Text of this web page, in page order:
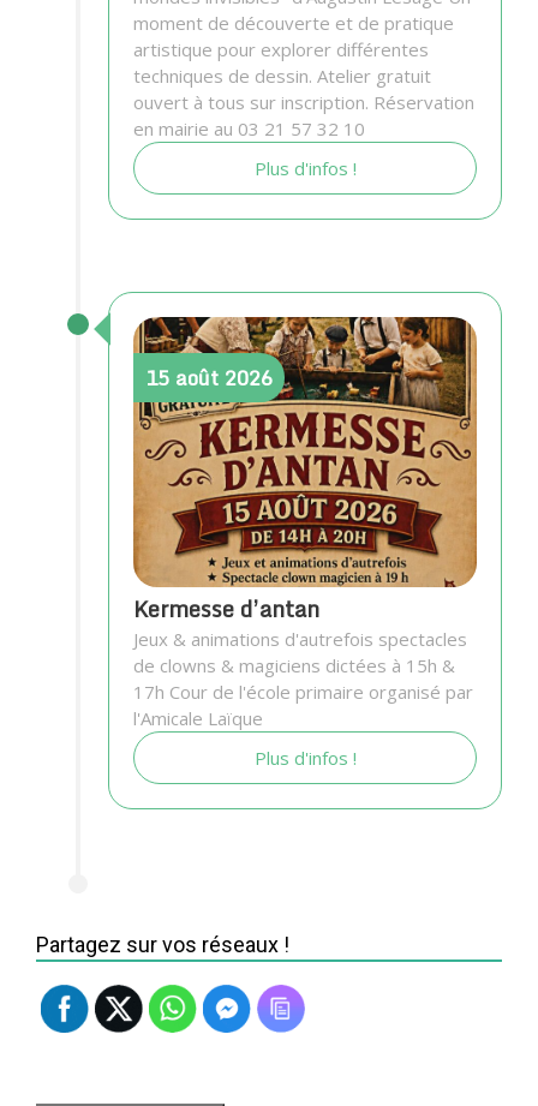
moment de découverte et de pratique
artistique pour explorer différentes
techniques de dessin. Atelier gratuit
ouvert à tous sur inscription. Réservation
en mairie au 03 21 57 32 10
Plus d'infos !
15 août 2026
Kermesse d’antan
Jeux & animations d'autrefois spectacles
de clowns & magiciens dictées à 15h &
17h Cour de l'école primaire organisé par
l'Amicale Laïque
Plus d'infos !
Partagez sur vos réseaux !